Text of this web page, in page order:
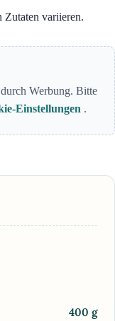
Zutaten variieren.
Werbung. Bitte
Einstellungen .
400 g